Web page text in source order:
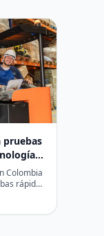
su
Colombia
rápidas